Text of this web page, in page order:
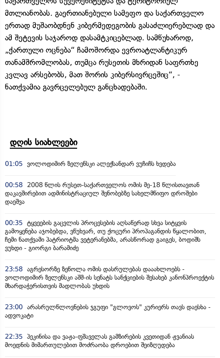
მთლიანობას. გაერთიანებული სამეფო და საქართველო
ერთად მუშაობდნენ კიბერმედეგობის გასაძლიერებლად და
ამ შეტევის საჯაროდ დასამტკიცებლად. სამწუხაროდ,
„ქართული ოცნება“ ჩამოშორდა ევროატლანტიკურ
თანამშრომლობას, თუმცა რუსეთის მხრიდან საფრთხე
კვლავ არსებობს, მათ შორის კიბერსივრცეშიც“, -
ნათქვამია გავრცელებულ განცხადებაში.
დღის სიახლეები
01:05 ვოლოდიმირ ზელენსკი ალექსანდარ ვუჩიჩს ხვდება
00:58
2008 წლის რუსეთ-საქართველოს ომის მე-18 წლისთავთან
დაკავშირებით ადმინისტრაციულ შენობებზე სახელმწიფო დროშები
დაეშვა
00:35 ტყვეების გაცვლის პროცესების აღსაწერად სხვა სიტყვის
გამოყენება აჯობებდა, ვწუხვარ, თუ ქოცური პროპაგანდის წყალობით,
ჩემი ნათქვამი პატრიოტმა ვეტერანებმა, არასწორად გაიგეს, ბოდიშს
ვუხდი - გიორგი ბარამიძე
23:58 აგრესორზე ზეწოლა ომის დასრულებას დააახლოებს -
ვოლოდიმირ ზელენსკი აშშ-ის სენატს სანქციების შესახებ კანონპროექტის
მხარდაჭერისთვის მადლობას უხდის
23:00 არასრულწლოვნების ჯგუფი "გლოვოს" კურიერს თავს დაესხა -
ადვოკატი
22:35 პეკინისა და ვაჟა-ფშაველას გამზირების კვეთიდან ჟვანიას
მოედნის მიმართულებით მოძრაობა დროებით შეიზღუდება